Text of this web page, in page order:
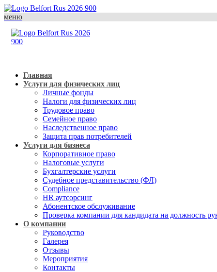
меню
Главная
Услуги для физических лиц
Личные фонды
Налоги для физических лиц
Трудовое право
Семейное право
Наследственное право
Защита прав потребителей
Услуги для бизнеса
Корпоративное право
Налоговые услуги
Бухгалтерские услуги
Судебное представительство (ФЛ)
Compliance
HR аутсорсинг
Абонентское обслуживание
Проверка компании для кандидата на должность
О компании
Руководство
Галерея
Отзывы
Мероприятия
Контакты